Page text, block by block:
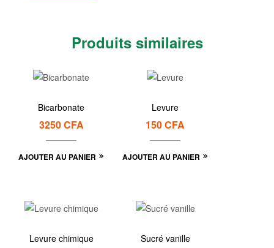
Produits similaires
Bicarbonate
3250CFA
AJOUTER AU PANIER
Levure
150CFA
AJOUTER AU PANIER
Levure chimique Sucré vanille